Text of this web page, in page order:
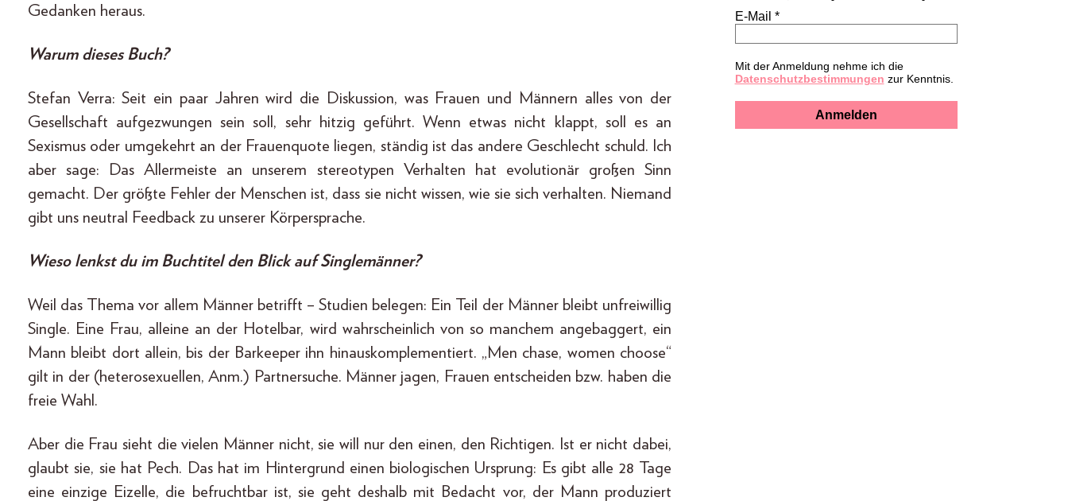
Gedanken heraus.
Warum dieses Buch?
Stefan Verra: Seit ein paar Jahren wird die Diskussion, was Frauen und Männern alles von der
Gesellschaft aufgezwungen sein soll, sehr hitzig geführt. Wenn etwas nicht klappt, soll es an
Sexismus oder umgekehrt an der Frauenquote liegen, ständig ist das andere Geschlecht schuld. Ich
aber sage: Das Allermeiste an unserem stereotypen Verhalten hat evolutionär großen Sinn
gemacht. Der größte Fehler der Menschen ist, dass sie nicht wissen, wie sie sich verhalten. Niemand
gibt uns neu­tral Feedback zu unserer Körpersprache.
Wieso lenkst du im Buchtitel den Blick auf Singlemänner?
Weil das Thema vor allem Männer betrifft – Studien belegen: Ein Teil der Männer bleibt unfreiwillig
Single. Eine Frau, alleine an der Hotelbar, wird wahrscheinlich von so manchem angebaggert, ein
Mann bleibt dort allein, bis der Barkeeper ihn hinauskomplementiert. „Men chase, women choose“
gilt in der (heterosexuellen, Anm.) Partnersuche. Männer jagen, Frauen entscheiden bzw. haben die
freie Wahl.
Aber die Frau sieht die vielen Männer nicht, sie will nur den einen, den Richtigen. Ist er nicht dabei,
glaubt sie, sie hat Pech. Das hat im Hintergrund einen biologischen Ursprung: Es gibt alle 28 Tage
eine einzige Eizelle, die befruchtbar ist, sie geht deshalb mit Bedacht vor, der Mann produziert